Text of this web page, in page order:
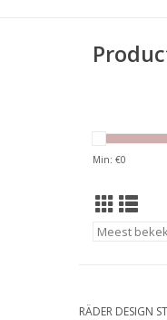
Min: €0
RÄDER DESIGN